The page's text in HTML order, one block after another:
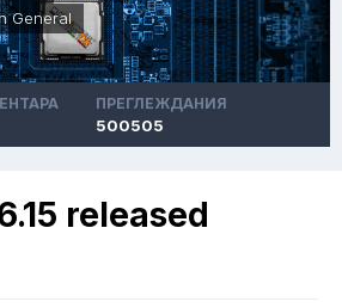
General
ПРЕГЛЕЖДАНИЯ
500505
released